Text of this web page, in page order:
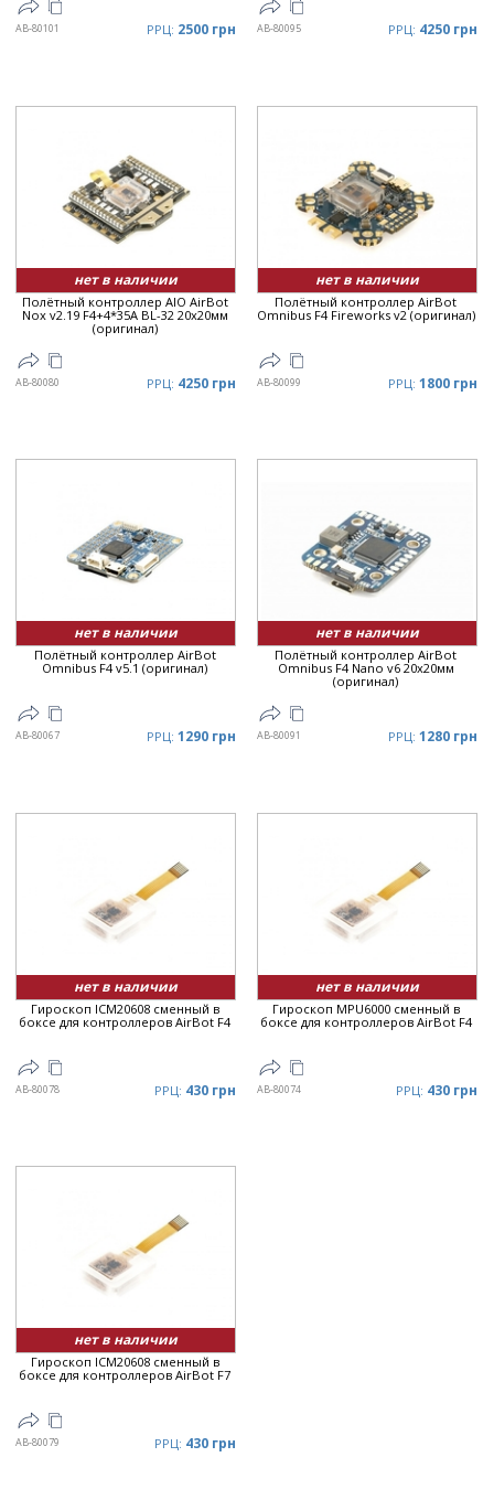
AB-80101 РРЦ: 2500 грн AB-80095 РРЦ: 4250 грн
нет в наличии
Полётный контроллер AIO AirBot
Nox v2.19 F4+4*35A BL-32 20x20мм
(оригинал)
AB-80080 РРЦ: 4250 грн
нет в наличии
Полётный контроллер AirBot
Omnibus F4 Fireworks v2 (оригинал)
AB-80099 РРЦ: 1800 грн
нет в наличии
Полётный контроллер AirBot
Omnibus F4 v5.1 (оригинал)
AB-80067 РРЦ: 1290 грн
нет в наличии
Полётный контроллер AirBot
Omnibus F4 Nano v6 20x20мм
(оригинал)
AB-80091 РРЦ: 1280 грн
нет в наличии
Гироскоп ICM20608 сменный в
боксе для контроллеров AirBot F4
AB-80078 РРЦ: 430 грн
нет в наличии
Гироскоп MPU6000 сменный в
боксе для контроллеров AirBot F4
AB-80074 РРЦ: 430 грн
нет в наличии
Гироскоп ICM20608 сменный в
боксе для контроллеров AirBot F7
AB-80079 РРЦ: 430 грн